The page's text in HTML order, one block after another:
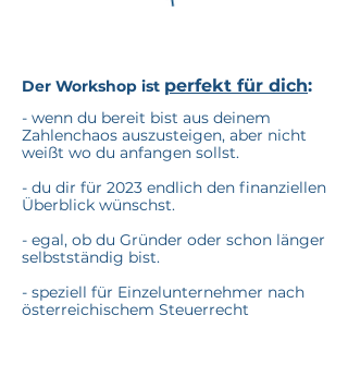
Der Workshop ist perfekt für dich:
- wenn du bereit bist aus deinem
Zahlenchaos auszusteigen, aber nicht
weißt wo du anfangen sollst.
- du dir für 2023 endlich den finanziellen
Überblick wünschst.
- egal, ob du Gründer oder schon länger
selbstständig bist.
- speziell für Einzelunternehmer nach
österreichischem Steuerrecht